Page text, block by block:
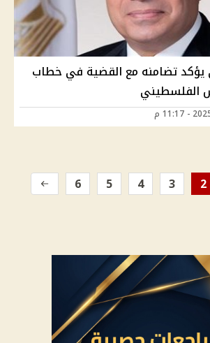
تضامنه مع القضية في خطاب
الفلسطيني
2
3
4
5
6